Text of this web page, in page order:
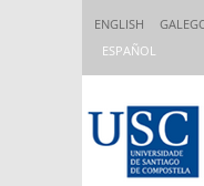
ENGLISH
ESPAÑOL